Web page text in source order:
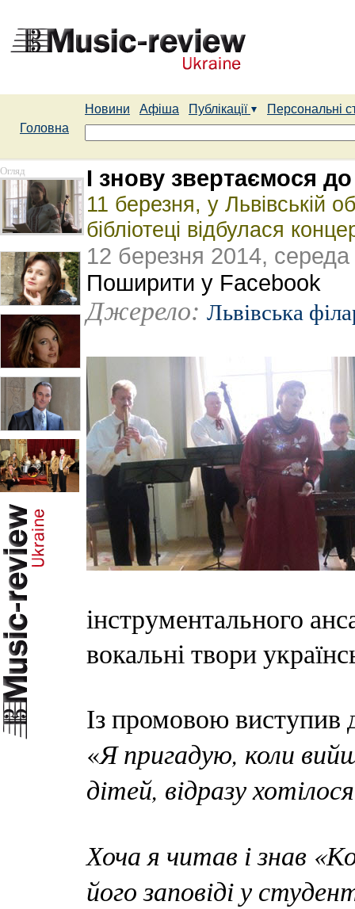
Новини Афіша Публікації
Персональні
Головна
Огляд І знову звертаємося
11 березня, у Львівській
бібліотеці відбулася
12 березня 2014, середа
Поширити у Facebook
Джерело: Львівська
інструментального
вокальні твори
Із промовою виступив
«Я пригадую, коли
дітей, відразу
Хоча я читав і знав
його заповіді у